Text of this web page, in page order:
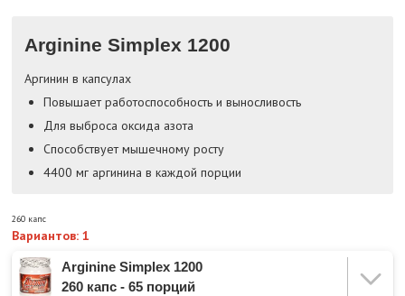
Arginine Simplex 1200
Аргинин в капсулах
Повышает работоспособность и выносливость
Для выброса оксида азота
Способствует мышечному росту
4400 мг аргинина в каждой порции
260 капс
Вариантов: 1
Arginine Simplex 1200
260 капс - 65 порций